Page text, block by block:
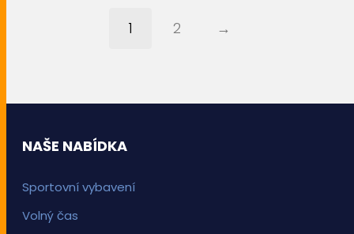
1 2 →
NAŠE NABÍDKA
Sportovní vybavení
Volný čas